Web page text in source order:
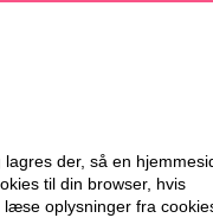
der, så en
til din browser, hvis
oplysninger fra
Tonic 4
stk
248,00